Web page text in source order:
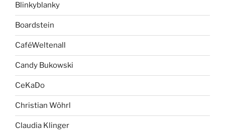
Blinkyblanky
Boardstein
CaféWeltenall
Candy Bukowski
CeKaDo
Christian Wöhrl
Claudia Klinger